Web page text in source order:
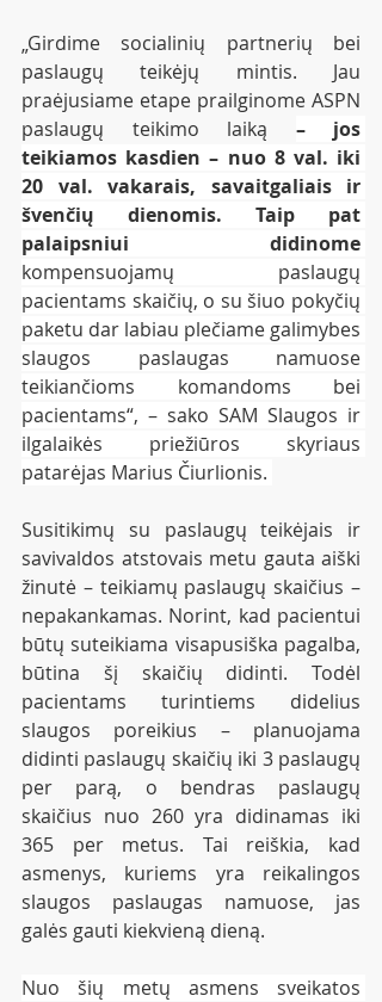
„Girdime socialinių partnerių bei
paslaugų teikėjų mintis. Jau
praėjusiame etape prailginome ASPN
paslaugų teikimo laiką – jos
teikiamos kasdien – nuo 8 val. iki
20 val. vakarais, savaitgaliais ir
švenčių dienomis. Taip pat
kompensuojamų paslaugų
pacientams skaičių, o su šiuo pokyčių
paketu dar labiau plečiame galimybes
slaugos paslaugas namuose
teikiančioms komandoms bei
pacientams“, – sako SAM Slaugos ir
ilgalaikės priežiūros skyriaus
patarėjas Marius Čiurlionis.
Susitikimų su paslaugų teikėjais ir
savivaldos atstovais metu gauta aiški
žinutė – teikiamų paslaugų skaičius –
nepakankamas. Norint, kad pacientui
būtų suteikiama visapusiška pagalba,
būtina šį skaičių didinti. Todėl
pacientams turintiems didelius
slaugos poreikius – planuojama
didinti paslaugų skaičių iki 3 paslaugų
per parą, o bendras paslaugų
skaičius nuo 260 yra didinamas iki
365 per metus. Tai reiškia, kad
asmenys, kuriems yra reikalingos
slaugos paslaugas namuose, jas
galės gauti kiekvieną dieną.
Nuo šių metų asmens sveikatos